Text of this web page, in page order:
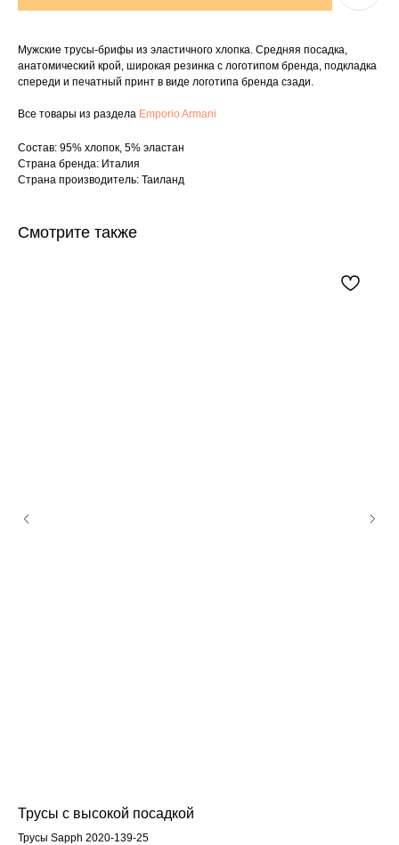
Мужские трусы-брифы из эластичного хлопка. Средняя посадка,
анатомический крой, широкая резинка с логотипом бренда, подкладка
спереди и печатный принт в виде логотипа бренда сзади.
Все товары из раздела Emporio Armani
Состав: 95% хлопок, 5% эластан
Страна бренда: Италия
Страна производитель: Таиланд
Смотрите также
Трусы с высокой посадкой
Трусы Sapph 2020-139-25